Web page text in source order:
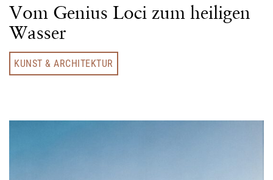
Vom Genius Loci zum heiligen
Wasser
KUNST & ARCHITEKTUR